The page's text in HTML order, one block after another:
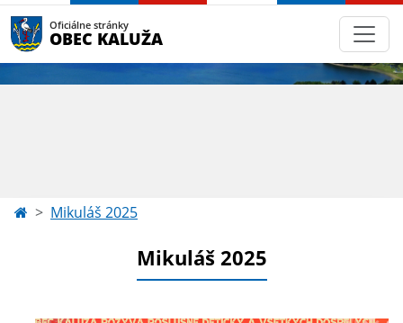
Oficiálne stránky
OBEC KALUŽA
Mikuláš 2025
Mikuláš 2025